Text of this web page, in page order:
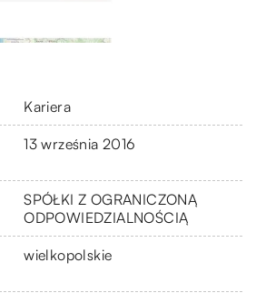
Kariera
13 września 2016
SPÓŁKI Z OGRANICZONĄ
ODPOWIEDZIALNOŚCIĄ
wielkopolskie